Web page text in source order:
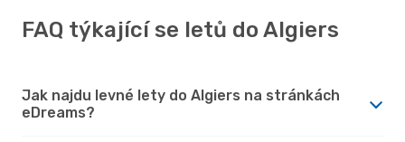
FAQ týkající se letů do Algiers
Jak najdu levné lety do Algiers na stránkách
eDreams?